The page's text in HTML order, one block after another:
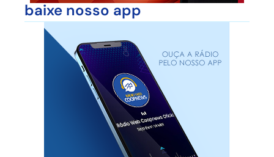
baixe nosso app